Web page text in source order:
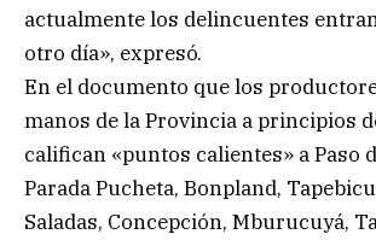
actualmente los delincuentes
otro día», expresó.
En el documento que los
manos de la Provincia a principios
califican «puntos calientes» a Paso
Parada Pucheta, Bonpland,
Saladas, Concepción, Mburucuyá,